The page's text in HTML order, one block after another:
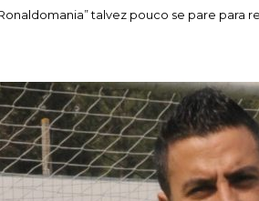
talvez pouco se pare